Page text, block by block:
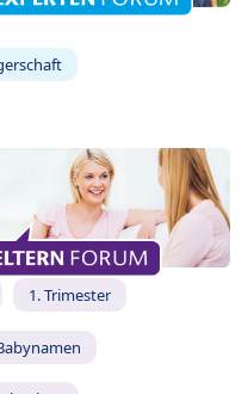
1. Trimester